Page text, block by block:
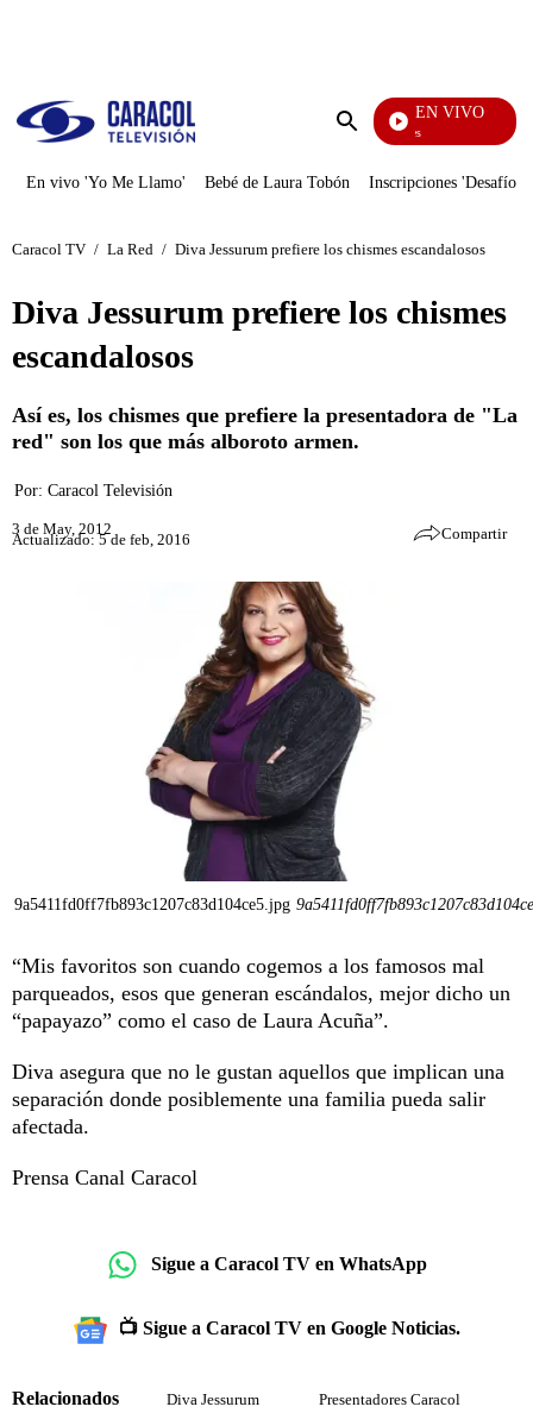
Enviar
EN VIVO
Sábados Felices
En vivo 'Yo Me Llamo' Bebé de Laura Tobón Inscripciones 'Desafío'
Caracol TV / La Red / Diva Jessurum prefiere los chismes escandalosos
Diva Jessurum prefiere los chismes
escandalosos
Así es, los chismes que prefiere la presentadora de "La
red" son los que más alboroto armen.
Por: Caracol Televisión
3 de May, 2012
Actualizado: 5 de feb, 2016 Compartir
9a5411fd0ff7fb893c1207c83d104ce5.jpg
“Mis favoritos son cuando cogemos a los famosos mal
parqueados, esos que generan escándalos, mejor dicho un
“papayazo” como el caso de Laura Acuña”.
Diva asegura que no le gustan aquellos que implican una
separación donde posiblemente una familia pueda salir
afectada.
Prensa Canal Caracol
Sigue a Caracol TV en WhatsApp
📺 Sigue a Caracol TV en Google Noticias.
Relacionados Diva Jessurum Presentadores Caracol